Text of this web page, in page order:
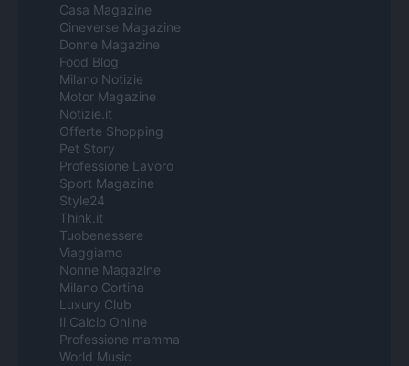
Casa Magazine
Cineverse Magazine
Donne Magazine
Food Blog
Milano Notizie
Motor Magazine
Notizie.it
Offerte Shopping
Pet Story
Professione Lavoro
Sport Magazine
Style24
Think.it
Tuobenessere
Viaggiamo
Nonne Magazine
Milano Cortina
Luxury Club
Il Calcio Online
Professione mamma
World Music